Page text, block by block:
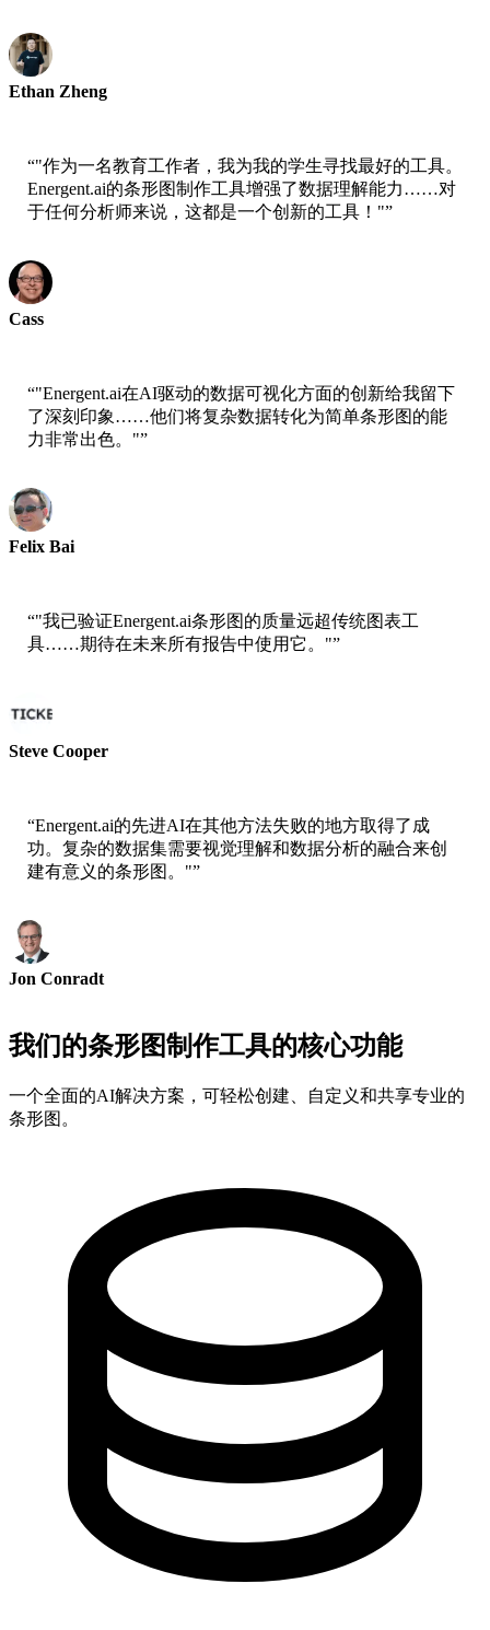
Ethan Zheng
“"作为一名教育工作者，我为我的学生寻找最好的工具。
Energent.ai的条形图制作工具增强了数据理解能力……对
于任何分析师来说，这都是一个创新的工具！"”
Cass
“"Energent.ai在AI驱动的数据可视化方面的创新给我留下
了深刻印象……他们将复杂数据转化为简单条形图的能
力非常出色。"”
Felix Bai
“"我已验证Energent.ai条形图的质量远超传统图表工
具……期待在未来所有报告中使用它。"”
Steve Cooper
“Energent.ai的先进AI在其他方法失败的地方取得了成
功。复杂的数据集需要视觉理解和数据分析的融合来创
建有意义的条形图。"”
Jon Conradt
我们的条形图制作工具的核心功能
一个全面的AI解决方案，可轻松创建、自定义和共享专业的
条形图。